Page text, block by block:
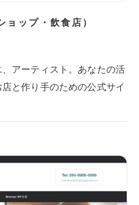
ップ・飲食店）
アーティスト。あなたの活
と作り手のための公式サイ